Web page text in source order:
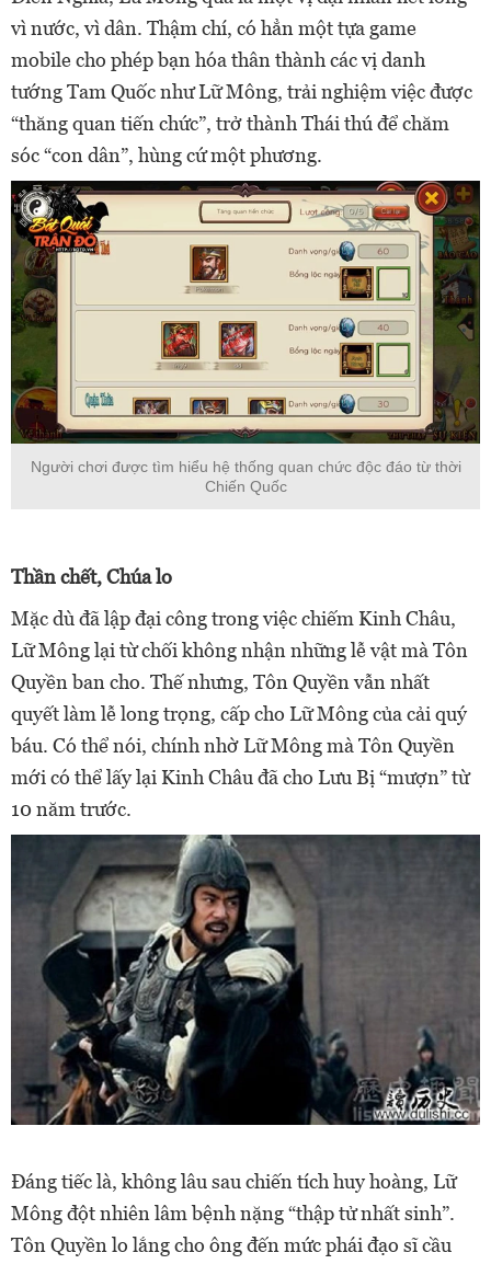
vì nước, vì dân. Thậm chí, có hẳn một tựa game
mobile cho phép bạn hóa thân thành các vị danh
tướng Tam Quốc như Lữ Mông, trải nghiệm việc được
“thăng quan tiến chức”, trở thành Thái thú để chăm
sóc “con dân”, hùng cứ một phương.
Người chơi được tìm hiểu hệ thống quan chức độc đáo từ thời
Chiến Quốc
Thần chết, Chúa lo
Mặc dù đã lập đại công trong việc chiếm Kinh Châu,
Lữ Mông lại từ chối không nhận những lễ vật mà Tôn
Quyền ban cho. Thế nhưng, Tôn Quyền vẫn nhất
quyết làm lễ long trọng, cấp cho Lữ Mông của cải quý
báu. Có thể nói, chính nhờ Lữ Mông mà Tôn Quyền
mới có thể lấy lại Kinh Châu đã cho Lưu Bị “mượn” từ
10 năm trước.
Đáng tiếc là, không lâu sau chiến tích huy hoàng, Lữ
Mông đột nhiên lâm bệnh nặng “thập tử nhất sinh”.
Tôn Quyền lo lắng cho ông đến mức phái đạo sĩ cầu